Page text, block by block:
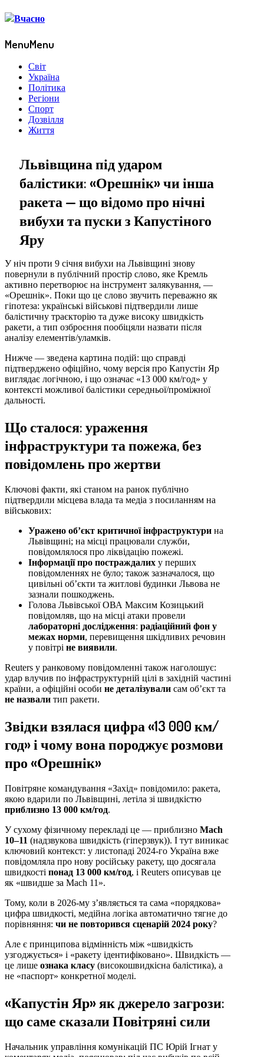
MenuMenu
Світ
Україна
Політика
Регіони
Спорт
Дозвілля
Життя
Львівщина під ударом
балістики: «Орешнік» чи інша
ракета — що відомо про нічні
вибухи та пуски з Капустіного
Яру
У ніч проти 9 січня вибухи на Львівщині знову
повернули в публічний простір слово, яке Кремль
активно перетворює на інструмент залякування, —
«Орешнік». Поки що це слово звучить переважно як
гіпотеза: українські військові підтвердили лише
балістичну траєкторію та дуже високу швидкість
ракети, а тип озброєння пообіцяли назвати після
аналізу елементів/уламків.
Нижче — зведена картина подій: що справді
підтверджено офіційно, чому версія про Капустін Яр
виглядає логічною, і що означає «13 000 км/год» у
контексті можливої балістики середньої/проміжної
дальності.
Що сталося: ураження
інфраструктури та пожежа, без
повідомлень про жертви
Ключові факти, які станом на ранок публічно
підтвердили місцева влада та медіа з посиланням на
військових:
Уражено об’єкт критичної інфраструктури на
Львівщині; на місці працювали служби,
повідомлялося про ліквідацію пожежі.
Інформації про постраждалих у перших
повідомленнях не було; також зазначалося, що
цивільні об’єкти та житлові будинки Львова не
зазнали пошкоджень.
Голова Львівської ОВА Максим Козицький
повідомляв, що на місці атаки провели
лабораторні дослідження: радіаційний фон у
межах норми, перевищення шкідливих речовин
у повітрі не виявили.
Reuters у ранковому повідомленні також наголошує:
удар влучив по інфраструктурній цілі в західній частині
країни, а офіційні особи не деталізували сам об’єкт та
не назвали тип ракети.
Звідки взялася цифра «13 000 км/
год» і чому вона породжує розмови
про «Орешнік»
Повітряне командування «Захід» повідомило: ракета,
якою вдарили по Львівщині, летіла зі швидкістю
приблизно 13 000 км/год.
У сухому фізичному перекладі це — приблизно Mach
10–11 (надзвукова швидкість (гіперзвук)). І тут виникає
ключовий контекст: у листопаді 2024-го Україна вже
повідомляла про нову російську ракету, що досягала
швидкості понад 13 000 км/год, і Reuters описував це
як «швидше за Mach 11».
Тому, коли в 2026-му з’являється та сама «порядкова»
цифра швидкості, медійна логіка автоматично тягне до
порівняння: чи не повторився сценарій 2024 року?
Але є принципова відмінність між «швидкість
узгоджується» і «ракету ідентифіковано». Швидкість —
це лише ознака класу (високошвидкісна балістика), а
не «паспорт» конкретної моделі.
«Капустін Яр» як джерело загрози:
що саме сказали Повітряні сили
Начальник управління комунікацій ПС Юрій Ігнат у